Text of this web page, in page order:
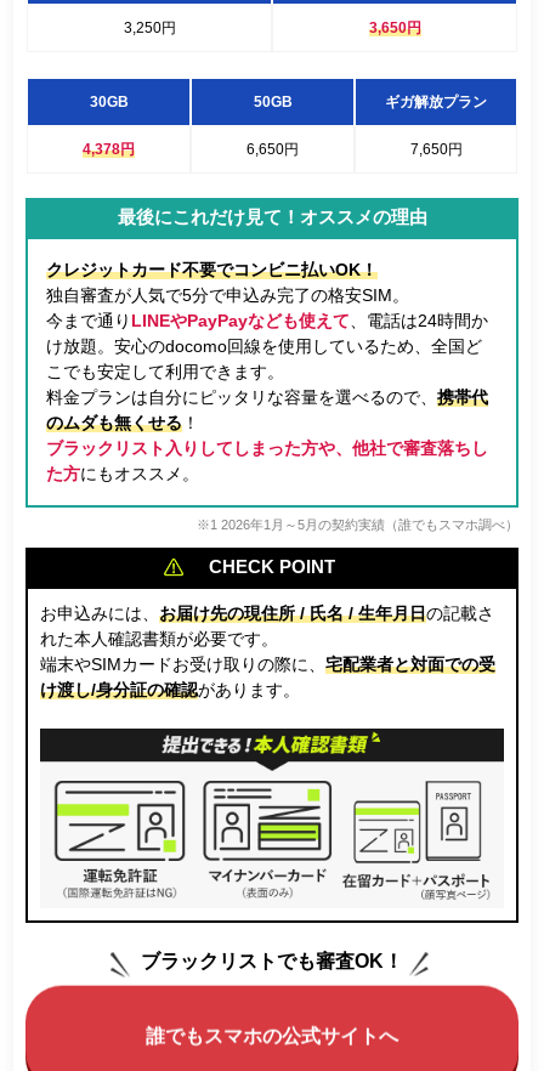
3,250円 3,650円
30GB 50GB ギガ解放プラン
4,378円 6,650円 7,650円
最後にこれだけ見て！オススメの理由
クレジットカード不要でコンビニ払いOK！
独自審査が人気で5分で申込み完了の格安SIM。
今まで通り LINEやPayPayなども使えて 、電話は24時間か
け放題。安心のdocomo回線を使用しているため、全国ど
こでも安定して利用できます。
料金プランは自分にピッタリな容量を選べるので、携帯代
のムダも無くせる ！
ブラックリスト入りしてしまった方や、他社で審査落ちし
た方にもオススメ。
※1 2026年1月～5月の契約実績（誰でもスマホ調べ）
CHECK POINT
お申込みには、お届け先の現住所 / 氏名 / 生年月日の記載さ
れた本人確認書類が必要です。
端末やSIMカードお受け取りの際に、宅配業者と対面での受
け渡し/身分証の確認があります。
ブラックリストでも審査OK！
誰でもスマホの公式サイトへ